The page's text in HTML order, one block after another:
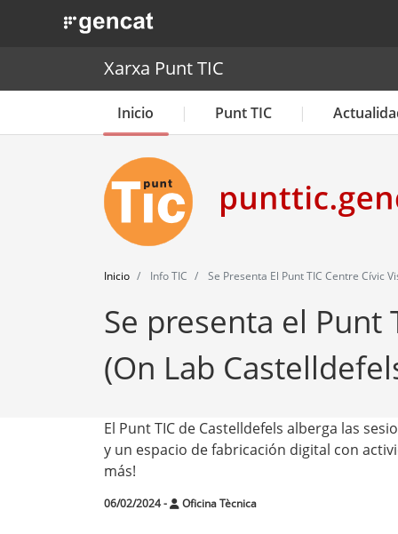
. Obre en una nova finestra.
Xarxa Punt TIC
Inicio Punt TIC
Inicio Info TIC Se Presenta El Punt TIC Centre Cívic
Se presenta el Punt
(On Lab
El Punt TIC de Castelldefels alberga las
y un espacio de fabricación digital con
más!
06/02/2024- Oficina Tècnica